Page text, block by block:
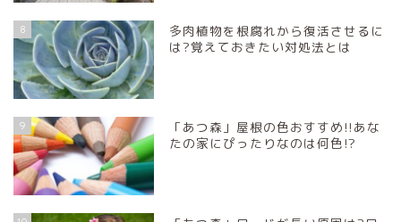
8
多肉植物を根腐れから復活させるに
は?覚えておきたい対処法とは
9
「あつ森」屋根の色おすすめ!!あな
たの家にぴったりなのは何色!?